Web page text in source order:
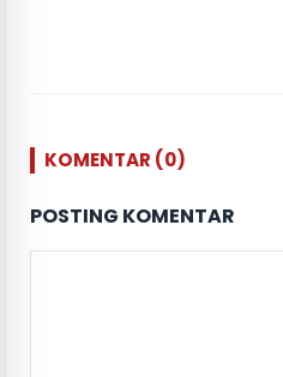
KOMENTAR (0)
POSTING KOMENTAR